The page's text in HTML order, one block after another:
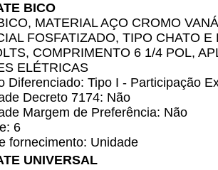
BICO
MATERIAL AÇO CROMO
FOSFATIZADO, TIPO CHATO
COMPRIMENTO 6 1/4 POL,
ELÉTRICAS
Diferenciado: Tipo I - Participação
Decreto 7174: Não
Margem de Preferência: Não
6
fornecimento: Unidade
UNIVERSAL